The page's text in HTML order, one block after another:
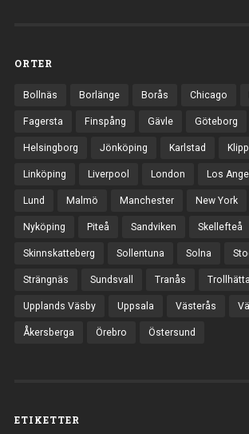
ORTER
Bollnäs Borlänge Borås Chicago
Fagersta Finspång Gävle Göteborg
Helsingborg Jönköping Karlstad
Linköping Liverpool London Los
Lund Malmö Manchester New York
Nyköping Piteå Sandviken Skellefteå
Skinnskatteberg Sollentuna Solna
Strängnäs Sundsvall Tranås
Upplands Väsby Uppsala Västerås
Åkersberga Örebro Östersund
ETIKETTER